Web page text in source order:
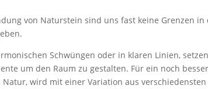
von Naturstein sind uns fast keine Grenzen in
Schwüngen oder in klaren Linien,
um den Raum zu gestalten. Für ein noch
wird mit einer Variation aus verschiedensten